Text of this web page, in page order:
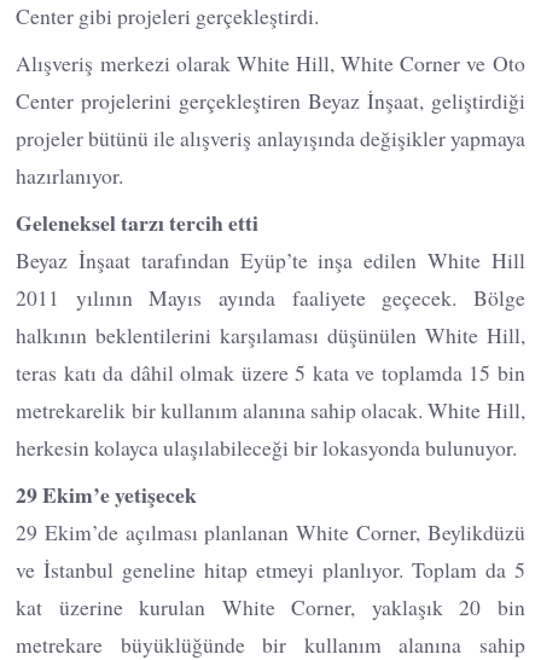
Center gibi projeleri gerçekleştirdi.
Alışveriş merkezi olarak White Hill, White Corner ve Oto
Center projelerini gerçekleştiren Beyaz İnşaat, geliştirdiği
projeler bütünü ile alışveriş anlayışında değişikler yapmaya
hazırlanıyor.
Geleneksel tarzı tercih etti
Beyaz İnşaat tarafından Eyüp’te inşa edilen White Hill
2011 yılının Mayıs ayında faaliyete geçecek. Bölge
halkının beklentilerini karşılaması düşünülen White Hill,
teras katı da dâhil olmak üzere 5 kata ve toplamda 15 bin
metrekarelik bir kullanım alanına sahip olacak. White Hill,
herkesin kolayca ulaşılabileceği bir lokasyonda bulunuyor.
29 Ekim’e yetişecek
29 Ekim’de açılması planlanan White Corner, Beylikdüzü
ve İstanbul geneline hitap etmeyi planlıyor. Toplam da 5
kat üzerine kurulan White Corner, yaklaşık 20 bin
metrekare büyüklüğünde bir kullanım alanına sahip